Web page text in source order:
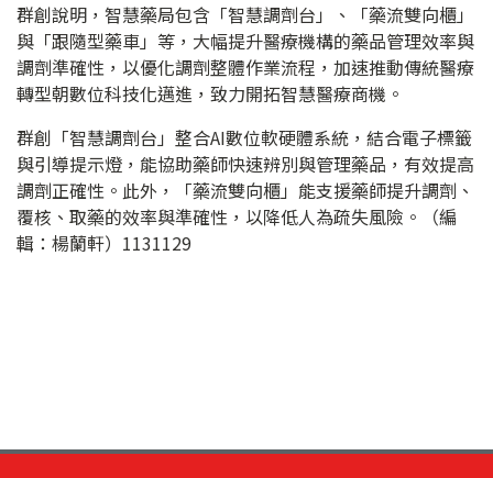
群創說明，智慧藥局包含「智慧調劑台」、「藥流雙向櫃」
與「跟隨型藥車」等，大幅提升醫療機構的藥品管理效率與
調劑準確性，以優化調劑整體作業流程，加速推動傳統醫療
轉型朝數位科技化邁進，致力開拓智慧醫療商機。
群創「智慧調劑台」整合AI數位軟硬體系統，結合電子標籤
與引導提示燈，能協助藥師快速辨別與管理藥品，有效提高
調劑正確性。此外，「藥流雙向櫃」能支援藥師提升調劑、
覆核、取藥的效率與準確性，以降低人為疏失風險。（編
輯：楊蘭軒）1131129